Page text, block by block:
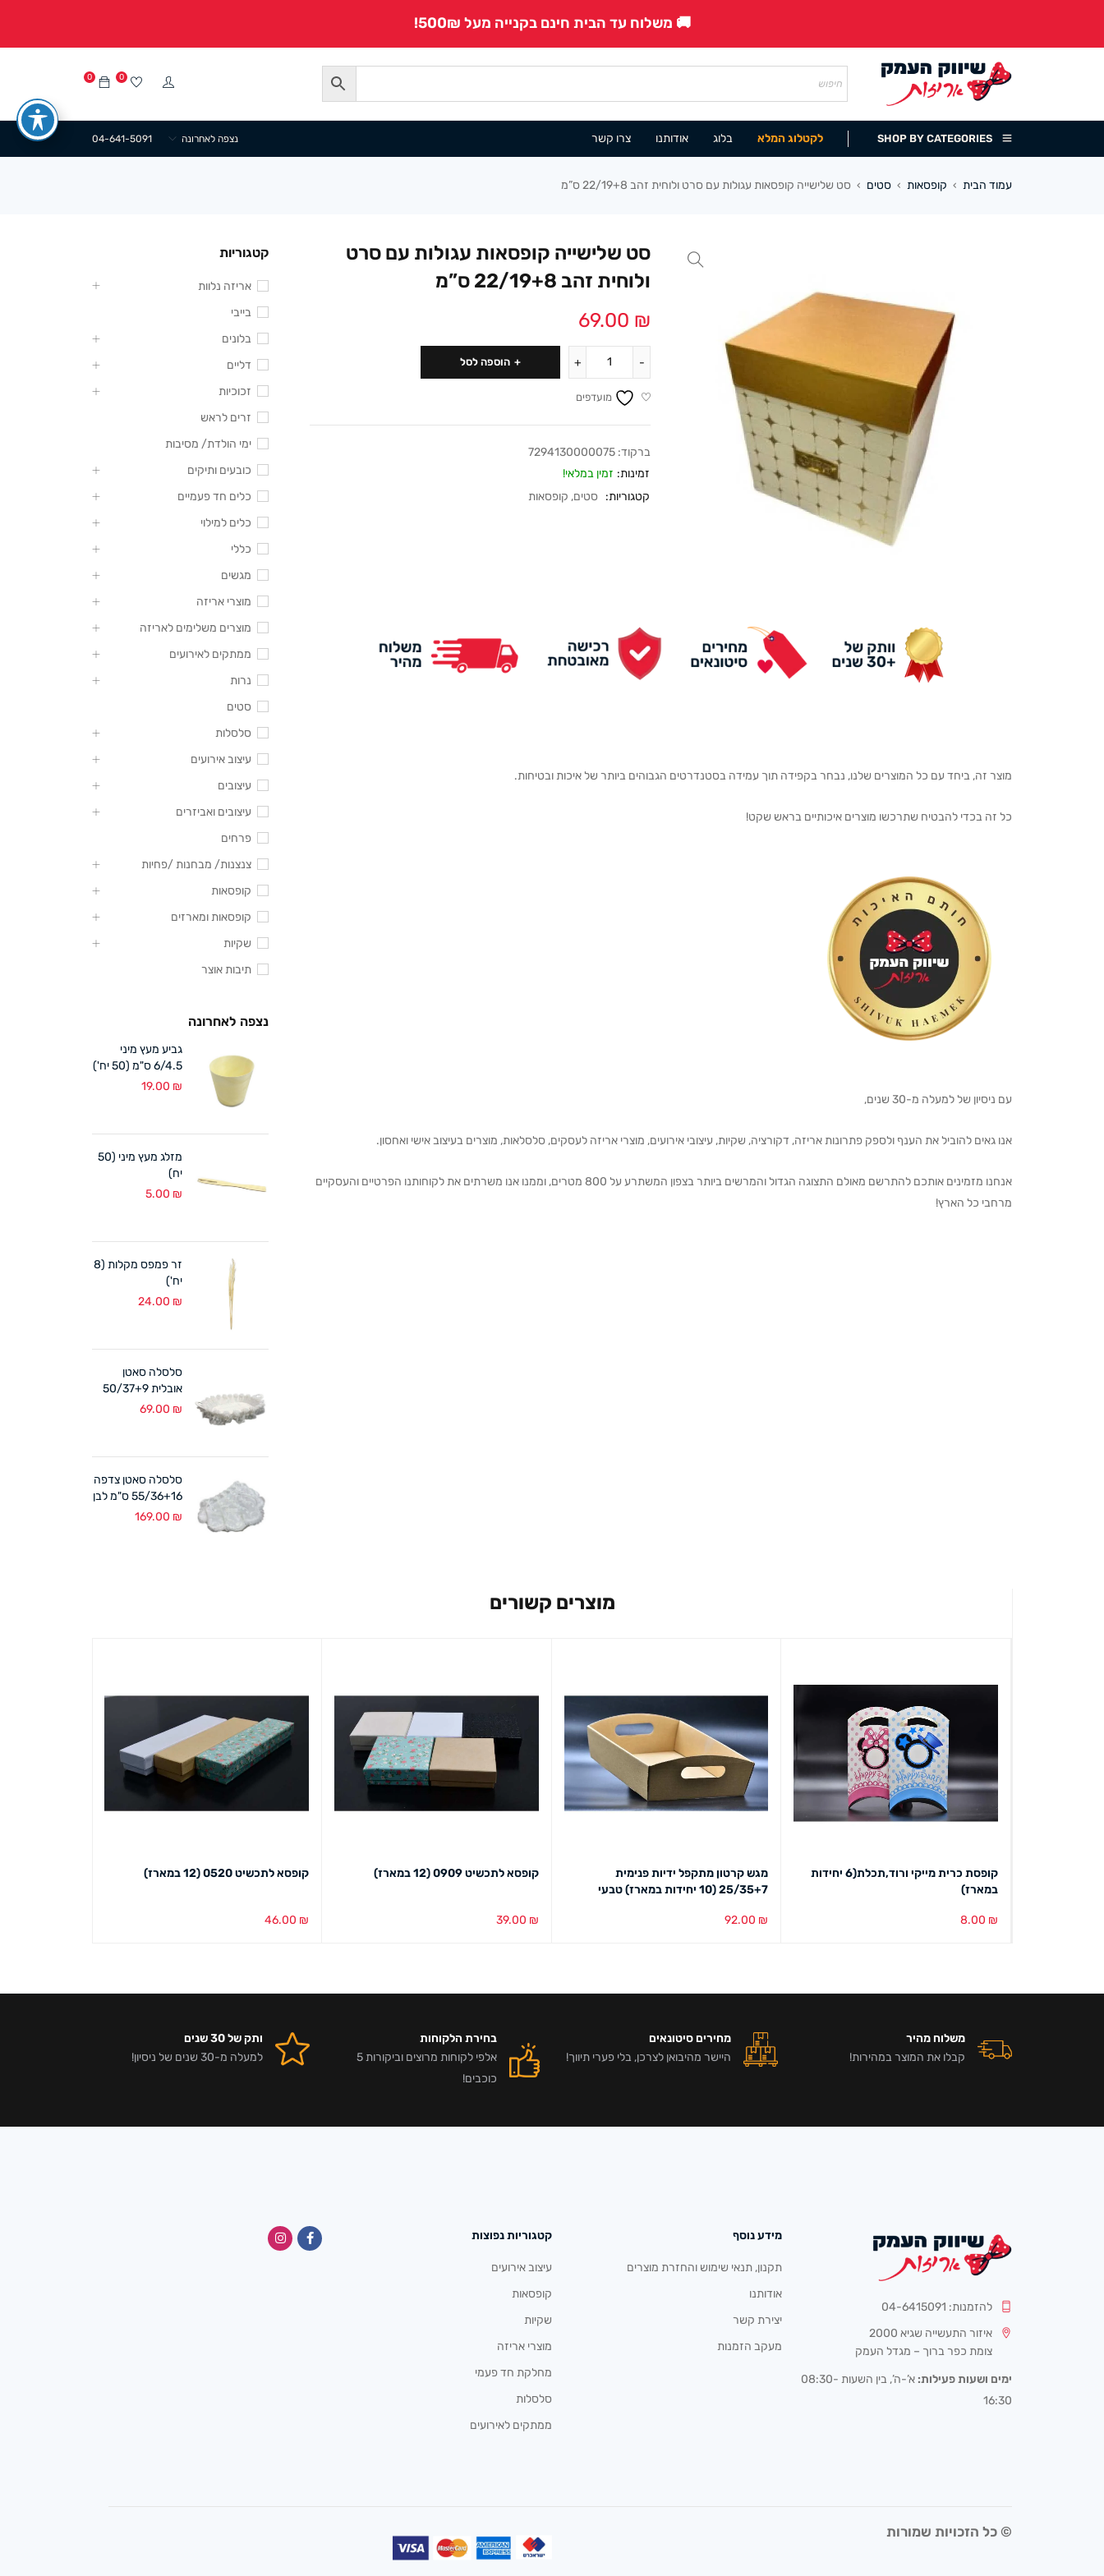
🚚 משלוח עד הבית חינם בקנייה מעל 500₪!
0 0
SHOP BY CATEGORIES לקטלוג המלא בלוג אודותנו צרו קשר 04-641-5091 נצפה לאחרונה
עמוד הבית › קופסאות › סטים › סט שלישייה קופסאות עגולות עם סרט ולוחית זהב 22/19+8 ס”מ
סט שלישייה קופסאות עגולות עם סרט
ולוחית זהב 22/19+8 ס”מ
69.00 ₪
הוספה לסל
מועדפים
ברקוד: 7294130000075
זמינות: זמין במלאי!
קטגוריות:
סטים, קופסאות
מוצר זה, ביחד עם כל המוצרים שלנו, נבחר בקפידה תוך עמידה בסטנדרטים הגבוהים ביותר של איכות ובטיחות.
כל זה בכדי להבטיח שתרכשו מוצרים איכותיים בראש שקט!
עם ניסיון של למעלה מ-30 שנים,
אנו גאים להוביל את הענף ולספק פתרונות אריזה, דקורציה, שקיות, עיצובי אירועים, מוצרי אריזה לעסקים, סלסלאות, מוצרים בעיצוב אישי ואחסון.
אנחנו מזמינים אותכם להתרשם מאולם התצוגה הגדול והמרשים ביותר בצפון המשתרע על 800 מטרים, וממנו אנו משרתים את לקוחותנו הפרטיים והעסקיים
מרחבי כל הארץ!
קטגוריות
אריזה נלוות
בייבי
בלונים
דליים
זכוכיות
זרים לראש
ימי הולדת/ מסיבות
כובעים ותיקים
כלים חד פעמיים
כלים למילוי
כללי
מגשים
מוצרי אריזה
מוצרים משלימים לאריזה
ממתקים לאירועים
נרות
סטים
סלסלות
עיצוב אירועים
עיצובים
עיצובים ואביזרים
פרחים
צנצנות/ מבחנות /פחיות
קופסאות
קופסאות ומארזים
שקיות
תיבות אוצר
נצפה לאחרונה
גביע מעץ מיני
6/4.5 ס"מ (50 יח')
19.00 ₪
מזלג מעץ מיני (50
יח)
5.00 ₪
זר פמפס מקלות (8
יח')
24.00 ₪
סלסלה סאטן
אובלית 50/37+9
ס"מ לבן
69.00 ₪
סלסלה סאטן צדפה
55/36+16 ס"מ לבן
169.00 ₪
מוצרים קשורים
קופסת כרית מייקי ורוד,תכלת(6 יחידות
במארז)
8.00 ₪
מגש קרטון מתקפל ידיות פנימית
25/35+7 (10 יחידות במארז) טבעי
92.00 ₪
קופסא לתכשיט 0909 (12 במארז)
39.00 ₪
קופסא לתכשיט 0520 (12 במארז)
46.00 ₪
משלוח מהיר
קבלו את המוצר במהירות!
מחירים סיטונאים
היישר מהיבואן לצרכן, בלי פערי תיווך!
בחירת הלקוחות
אלפי לקוחות מרוצים וביקורות 5
כוכבים!
ותק של 30 שנים
למעלה מ-30 שנים של ניסיון!
להזמנות: 04-6415091
איזור התעשייה שגיא 2000
צומת כפר ברוך – מגדל העמק
ימים ושעות פעילות:
א’-ה’, בין השעות 08:30-
16:30
מידע נוסף
תקנון, תנאי שימוש והחזרת מוצרים
אודותנו
יצירת קשר
מעקב הזמנות
קטגוריות נפוצות
עיצוב אירועים
קופסאות
שקיות
מוצרי אריזה
מחלקת חד פעמי
סלסלות
ממתקים לאירועים
© כל הזכויות שמורות